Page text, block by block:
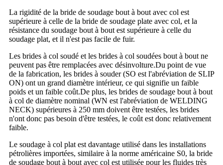
La rigidité de la bride de soudage bout à bout avec col est
supérieure à celle de la bride de soudage plate avec col, et la
résistance du soudage bout à bout est supérieure à celle du
soudage plat, et il n'est pas facile de fuir.
Les brides à col soudé et les brides à col soudées bout à bout ne
peuvent pas être remplacées avec désinvolture.Du point de vue
de la fabrication, les brides à souder (SO est l'abréviation de SLIP
ON) ont un grand diamètre intérieur, ce qui signifie un faible
poids et un faible coût.De plus, les brides de soudage bout à bout
à col de diamètre nominal (WN est l'abréviation de WELDING
NECK) supérieures à 250 mm doivent être testées, les brides
n'ont donc pas besoin d'être testées, le coût est donc relativement
faible.
Le soudage à col plat est davantage utilisé dans les installations
pétrolières importées, similaire à la norme américaine S0, la bride
de soudage bout à bout avec col est utilisée pour les fluides très